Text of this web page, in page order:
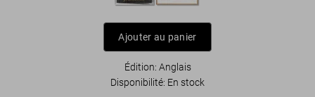
Ajouter au panier
Édition: Anglais
Disponibilité: En stock